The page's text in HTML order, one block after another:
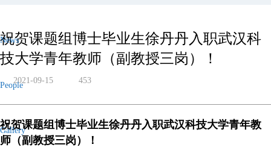
News
People
Gallery
祝贺课题组博士毕业生徐丹丹入职武汉科
技大学青年教师（副教授三岗）！
2021-09-15 453
祝贺课题组博士毕业生徐丹丹入职武汉科技大学青年教
师（副教授三岗）！